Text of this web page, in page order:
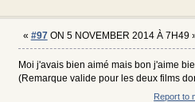
« #97ON 5 NOVEMBER 2014 À 7H49
Moi j'avais bien aimé mais bon j'aime
(Remarque valide pour les deux films
Report to